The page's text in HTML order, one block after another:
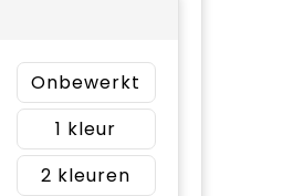
Onbewerkt
1
2